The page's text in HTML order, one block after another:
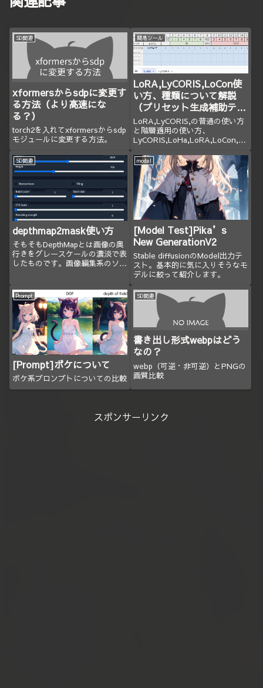
SD関連
xformersからsdpに変更す
る方法（より高速にな
る？）
torch2を入れてxformersからsdp
モジュールに変更する方法。
簡易ツール
LoRA,LyCORIS,LoCon使
い方、種類について解説
（プリセット生成補助テン
プレあり）
LoRA,LyCORIS,の普通の使い方
と階層適用の使い方、
LyCORIS,LoHa,LoRA,LoCon,
めと階層のプリセットを楽に作る
ためのGoogleスプレッドシート
の配布。
SD関連
depthmap2mask使い方
そもそもDepthMapとは画像の奥
行きをグレースケールの濃淡で表
したものです。画像編集系のソフ
来ます。Extentionは何種類かあ
るっぽい今回は一番お手軽に感じ
たdepthma...
model
[Model Test]Pika’s
New GenerationV2
Stable diffusionのModel出力テ
スト。基本的に気に入りそうなモ
デルに絞って紹介します。
Prompt
[Prompt]ボケについて
ボケ系プロンプトについての比較
SD関連
書き出し形式webpはどう
なの？
webp（可逆・非可逆）とPNGの
画質比較
スポンサーリンク